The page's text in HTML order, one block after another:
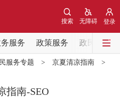
登录
无障碍
搜索
服务 政策服务 政民互动
院信息 中央部委动态
信息
服务专题 > 京夏清凉指南>
指南-SEO